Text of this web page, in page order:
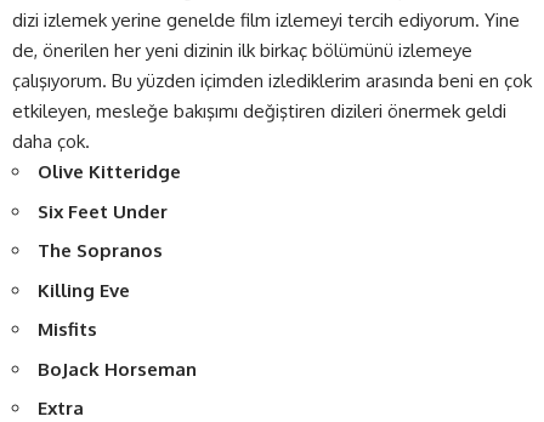
dizi izlemek yerine genelde film izlemeyi tercih ediyorum. Yine
de, önerilen her yeni dizinin ilk birkaç bölümünü izlemeye
çalışıyorum. Bu yüzden içimden izlediklerim arasında beni en çok
etkileyen, mesleğe bakışımı değiştiren dizileri önermek geldi
daha çok.
Olive Kitteridge
Six Feet Under
The Sopranos
Killing Eve
Misfits
BoJack Horseman
Extra